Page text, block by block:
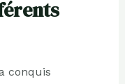
conquis